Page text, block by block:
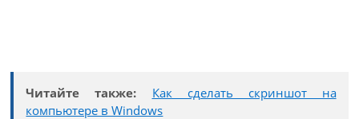
Читайте также:
Как сделать скриншот на
компьютере в Windows